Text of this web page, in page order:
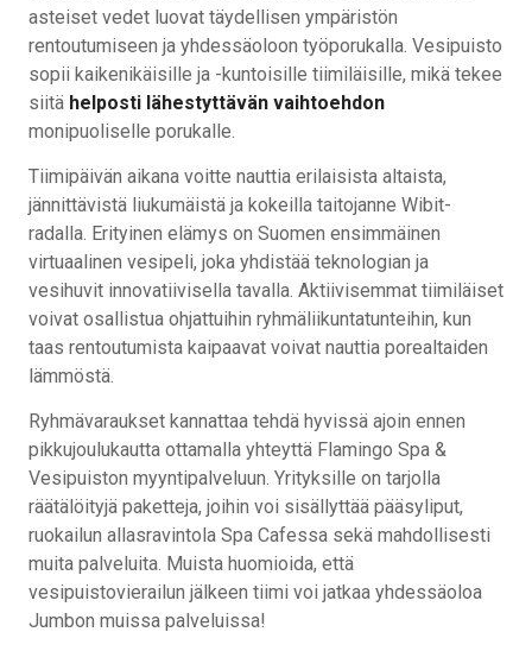
asteiset vedet luovat täydellisen ympäristön
rentoutumiseen ja yhdessäoloon työporukalla. Vesipuisto
sopii kaikenikäisille ja -kuntoisille tiimiläisille, mikä tekee
siitä helposti lähestyttävän vaihtoehdon
monipuoliselle porukalle.
Tiimipäivän aikana voitte nauttia erilaisista altaista,
jännittävistä liukumäistä ja kokeilla taitojanne Wibit-
radalla. Erityinen elämys on Suomen ensimmäinen
virtuaalinen vesipeli, joka yhdistää teknologian ja
vesihuvit innovatiivisella tavalla. Aktiivisemmat tiimiläiset
voivat osallistua ohjattuihin ryhmäliikuntatunteihin, kun
taas rentoutumista kaipaavat voivat nauttia porealtaiden
lämmöstä.
Ryhmävaraukset kannattaa tehdä hyvissä ajoin ennen
pikkujoulukautta ottamalla yhteyttä Flamingo Spa &
Vesipuiston myyntipalveluun. Yrityksille on tarjolla
räätälöityjä paketteja, joihin voi sisällyttää pääsyliput,
ruokailun allasravintola Spa Cafessa sekä mahdollisesti
muita palveluita. Muista huomioida, että
vesipuistovierailun jälkeen tiimi voi jatkaa yhdessäoloa
Jumbon muissa palveluissa!